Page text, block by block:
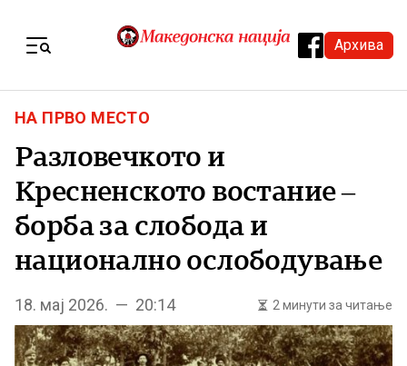
Архива
НА ПРВО МЕСТО
Разловечкото и
Кресненското востание –
борба за слобода и
национално ослободување
18. мај 2026. — 20:14 2 минути за читање